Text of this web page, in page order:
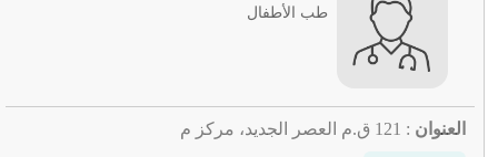
طب الأطفال
العنوان : 121 ق.م العصر الجديد، مركز م